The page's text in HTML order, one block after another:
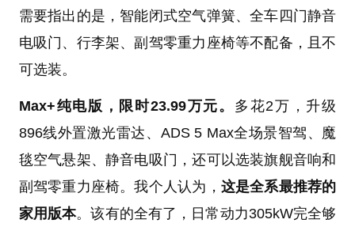
需要指出的是，智能闭式空气弹簧、全车四门静音
电吸门、行李架、副驾零重力座椅等不配备，且不
可选装。
Max+纯电版，限时23.99万元。 多花2万，升级
896线外置激光雷达、ADS 5 Max全场景智驾、魔
毯空气悬架、静音电吸门，还可以选装旗舰音响和
副驾零重力座椅。我个人认为， 这是全系最推荐的
家用版本。该有的全有了，日常动力305kW完全够